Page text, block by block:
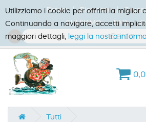
Forum Ricettario
CHI SIAMO
FAQ
Tutti
Utilizziamo i cookie per offrirti la miglior
Continuando a navigare, accetti
maggiori dettagli, leggi la nostra